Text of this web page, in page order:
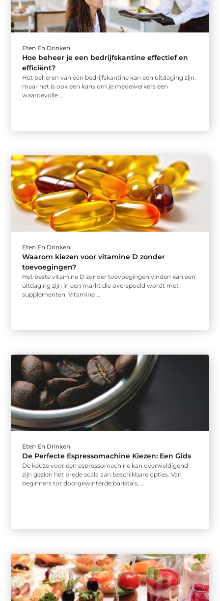
Eten En Drinken
Hoe beheer je een bedrijfskantine effectief en
efficiënt?
Het beheren van een bedrijfskantine kan een uitdaging zijn,
maar het is ook een kans om je medewerkers een
waardevolle ...
Eten En Drinken
Waarom kiezen voor vitamine D zonder
toevoegingen?
Het beste vitamine D zonder toevoegingen vinden kan een
uitdaging zijn in een markt die overspoeld wordt met
supplementen. Vitamine ...
Eten En Drinken
De Perfecte Espressomachine Kiezen: Een Gids
De keuze voor een espressomachine kan overweldigend
zijn gezien het brede scala aan beschikbare opties. Van
beginners tot doorgewinterde barista’s, ...